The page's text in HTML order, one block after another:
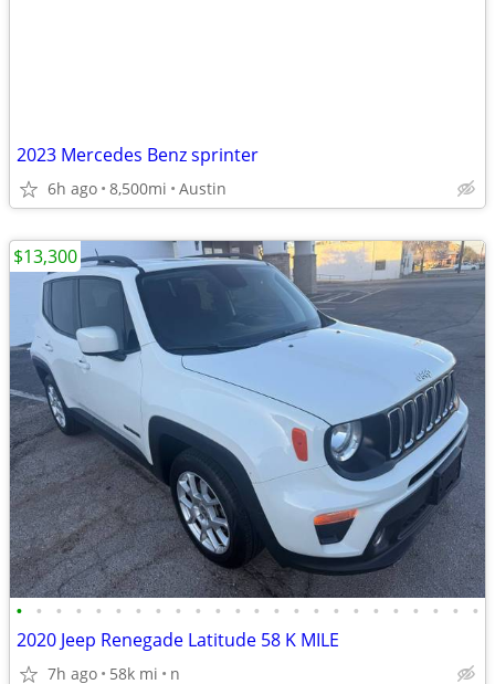
2023 Mercedes Benz sprinter
6h ago 8,500mi Austin
• • • • • • • • • • • • • • • • • • • • • • • •
2020 Jeep Renegade Latitude 58 K MILE
7h ago 58k mi n
$13,300